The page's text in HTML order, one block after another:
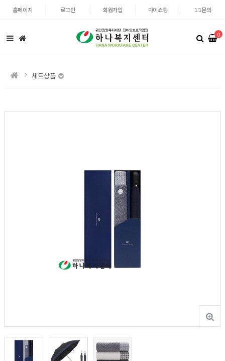
홈페이지 로그인 회원가입 마이쇼핑 1:1문의
0
세트상품